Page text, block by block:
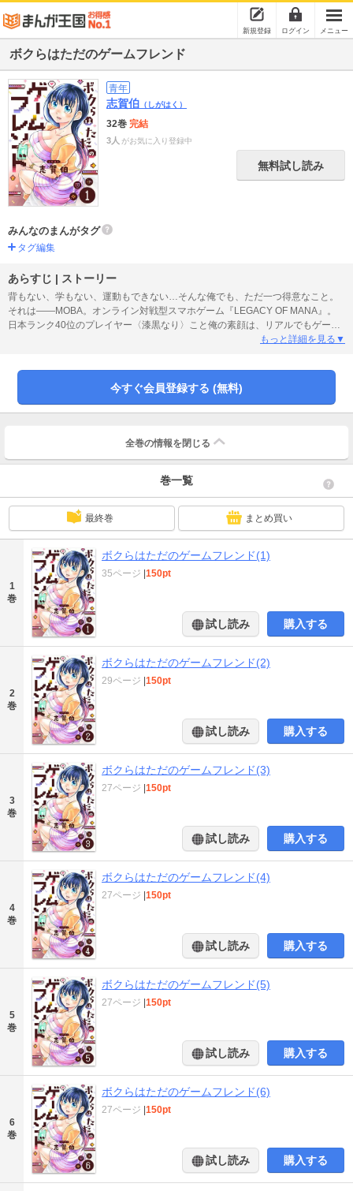
新規登録 ログイン メニュー
ボクらはただのゲームフレンド
青年
志賀伯 （しがはく）
32巻 完結
3人 がお気に入り登録中
無料試し読み
みんなのまんがタグ
タグ編集
あらすじ | ストーリー
背もない、学もない、運動もできない…そんな俺でも、ただ一つ得意なこと。
それは――MOBA。オンライン対戦型スマホゲーム『LEGACY OF MANA』。
日本ランク40位のプレイヤー〈漆黒なり〉こと俺の素顔は、リアルでもゲーム
でも孤立している陰キャ中学生。ある日、ゲーム内で俺を慕う変わり者〈こう
で〈こうちゃ〉に「1位を目指す」宣言をし、特訓のための師弟関係を結んだ二
人。しかし初対面したヤツの正体は――超人気者の美人女子大生！？「んふ…
頂からの景色、チームで目指せば届くのか――！？GAME START！！
もっと詳細を見る▼
今すぐ会員登録する (無料)
全巻の情報を 閉じる
巻一覧
最終巻 まとめ買い
1
巻
ボクらはただのゲームフレンド(1)
35ページ |150pt
試し読み 購入する
2
巻
ボクらはただのゲームフレンド(2)
29ページ |150pt
試し読み 購入する
3
巻
ボクらはただのゲームフレンド(3)
27ページ |150pt
試し読み 購入する
4
巻
ボクらはただのゲームフレンド(4)
27ページ |150pt
試し読み 購入する
5
巻
ボクらはただのゲームフレンド(5)
27ページ |150pt
試し読み 購入する
6
巻
ボクらはただのゲームフレンド(6)
27ページ |150pt
試し読み 購入する